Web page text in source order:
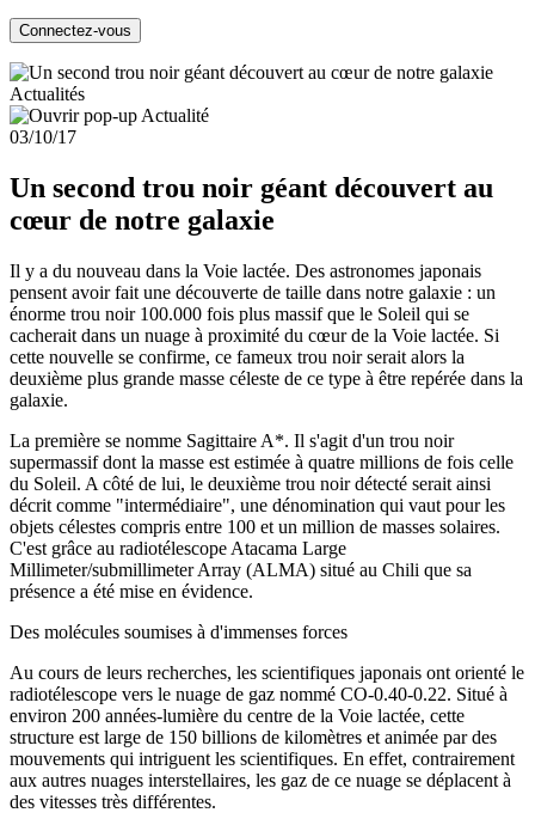
Connectez-vous
Actualités
03/10/17
Un second trou noir géant découvert au
cœur de notre galaxie
Il y a du nouveau dans la Voie lactée. Des astronomes japonais
pensent avoir fait une découverte de taille dans notre galaxie : un
énorme trou noir 100.000 fois plus massif que le Soleil qui se
cacherait dans un nuage à proximité du cœur de la Voie lactée. Si
cette nouvelle se confirme, ce fameux trou noir serait alors la
deuxième plus grande masse céleste de ce type à être repérée dans la
galaxie.
La première se nomme Sagittaire A*. Il s'agit d'un trou noir
supermassif dont la masse est estimée à quatre millions de fois celle
du Soleil. A côté de lui, le deuxième trou noir détecté serait ainsi
décrit comme "intermédiaire", une dénomination qui vaut pour les
objets célestes compris entre 100 et un million de masses solaires.
C'est grâce au radiotélescope Atacama Large
Millimeter/submillimeter Array (ALMA) situé au Chili que sa
présence a été mise en évidence.
Des molécules soumises à d'immenses forces
Au cours de leurs recherches, les scientifiques japonais ont orienté le
radiotélescope vers le nuage de gaz nommé CO-0.40-0.22. Situé à
environ 200 années-lumière du centre de la Voie lactée, cette
structure est large de 150 billions de kilomètres et animée par des
mouvements qui intriguent les scientifiques. En effet, contrairement
aux autres nuages interstellaires, les gaz de ce nuage se déplacent à
des vitesses très différentes.